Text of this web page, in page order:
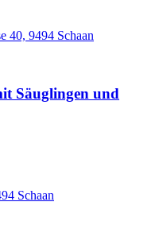
40, 9494 Schaan
Säuglingen und
Schaan